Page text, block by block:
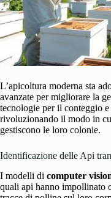
L’apicoltura moderna sta
avanzate per migliorare la
tecnologie per il conteggio
rivoluzionando il modo in
gestiscono le loro colonie.
Identificazione delle Api
I modelli di computer
quali api hanno impollinato